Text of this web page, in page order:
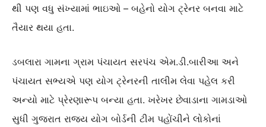
થી પણ વધુ સંખ્યામાં ભાઇઓ – બહેનો યોગ ટ્રેનર બનવા માટે
તૈયાર થયા હતા.
ડબલારા ગામના ગ્રામ પંચાયત સરપંચ એમ.ડી.બારીઆ અને
પંચાયત સભ્યએ પણ યોગ ટ્રેનરની તાલીમ લેવા પહેલ કરી
અન્યો માટે પ્રેરણારૂપ બન્યા હતા. ખરેખર છેવાડાના ગામડાઓ
સુધી ગુજરાત રાજ્ય યોગ બોર્ડની ટીમ પહોંચીને લોકોનાં